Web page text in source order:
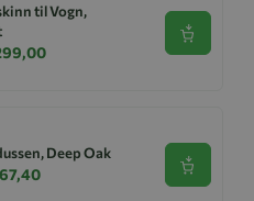
til Vogn,
Se
Deep Oak
Se